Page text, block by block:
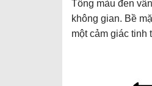
Tông màu đen
không gian. Bề
một cảm giác tinh